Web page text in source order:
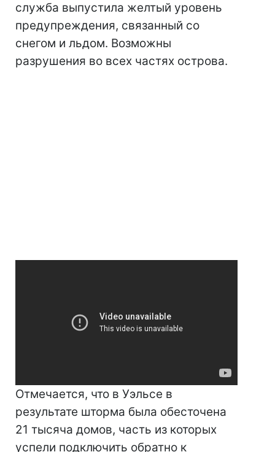
служба выпустила желтый уровень
предупреждения, связанный со
снегом и льдом. Возможны
разрушения во всех частях острова.
Отмечается, что в Уэльсе в
результате шторма была обесточена
21 тысяча домов, часть из которых
успели подключить обратно к